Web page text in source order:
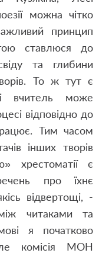
можна чітко
принцип
ставлюся до
та глибини
То ж тут є
вчитель може
відповідно до
Тим часом
інших творів
хрестоматії є
про їхнє
відвертощі, -
читаками та
я початково
комісія МОН